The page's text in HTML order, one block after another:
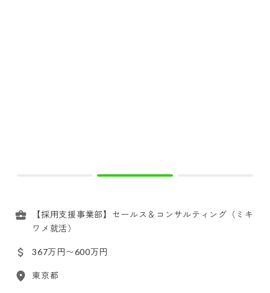
【採用支援事業部】セールス＆コンサルティング（ミキ
ワメ就活）
367万円〜600万円
東京都